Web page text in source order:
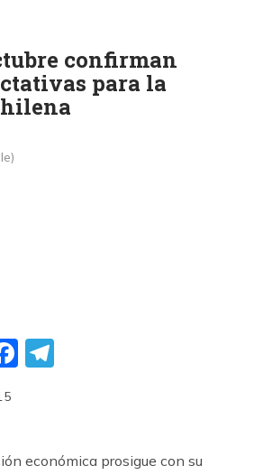
confirman
para la
Facebook
económica prosigue con su